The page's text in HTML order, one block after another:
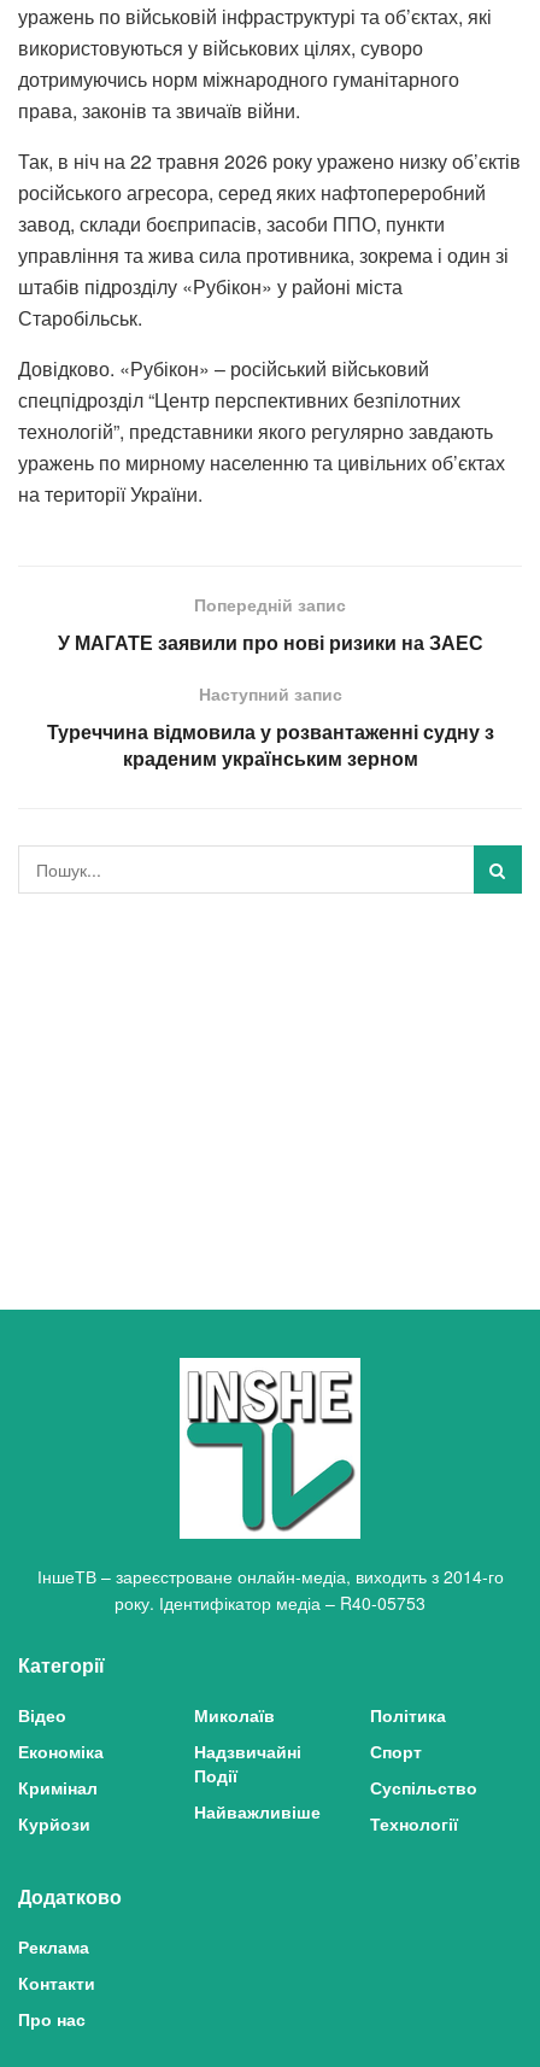
уражень по військовій інфраструктурі та об’єктах, які
використовуються у військових цілях, суворо
дотримуючись норм міжнародного гуманітарного
права, законів та звичаїв війни.
Так, в ніч на 22 травня 2026 року уражено низку об’єктів
російського агресора, серед яких нафтопереробний
завод, склади боєприпасів, засоби ППО, пункти
управління та жива сила противника, зокрема і один зі
штабів підрозділу «Рубікон» у районі міста
Старобільськ.
Довідково. «Рубікон» – російський військовий
спецпідрозділ “Центр перспективних безпілотних
технологій”, представники якого регулярно завдають
уражень по мирному населенню та цивільних об’єктах
на території України.
Попередній запис
У МАГАТЕ заявили про нові ризики на ЗАЕС
Наступний запис
Туреччина відмовила у розвантаженні судну з
краденим українським зерном
ІншеТВ – зареєстроване онлайн-медіа, виходить з 2014-го
року. Ідентифікатор медіа – R40-05753
Категорії
Відео
Економіка
Кримінал
Курйози
Миколаїв
Надзвичайні
Події
Найважливіше
Політика
Спорт
Суспільство
Технології
Додатково
Реклама
Контакти
Про нас